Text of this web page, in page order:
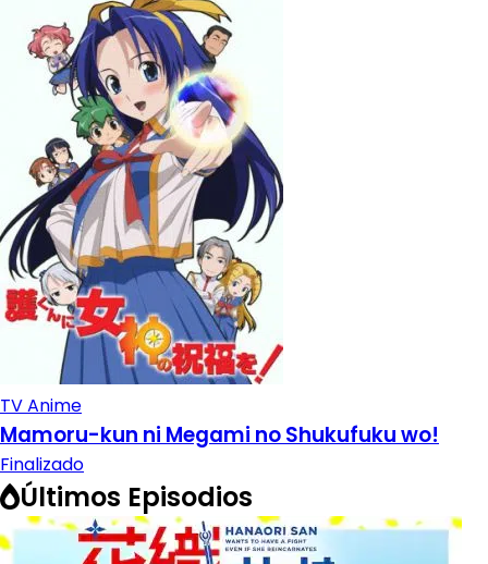
TV Anime
Mamoru-kun ni Megami no Shukufuku wo!
Finalizado
Últimos Episodios